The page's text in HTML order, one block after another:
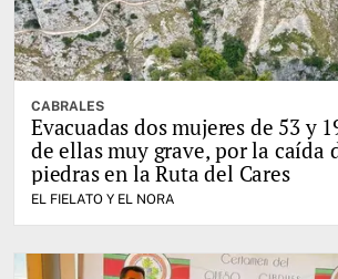
CABRALES
Evacuadas dos mujeres de 53 y
de ellas muy grave, por la caída
piedras en la Ruta del Cares
EL FIELATO Y EL NORA